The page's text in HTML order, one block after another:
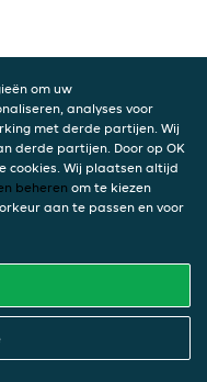
om uw
analyses voor
met derde partijen. Wij
derde partijen. Door op OK
cookies. Wij plaatsen altijd
beheren om te kiezen
aan te passen en voor